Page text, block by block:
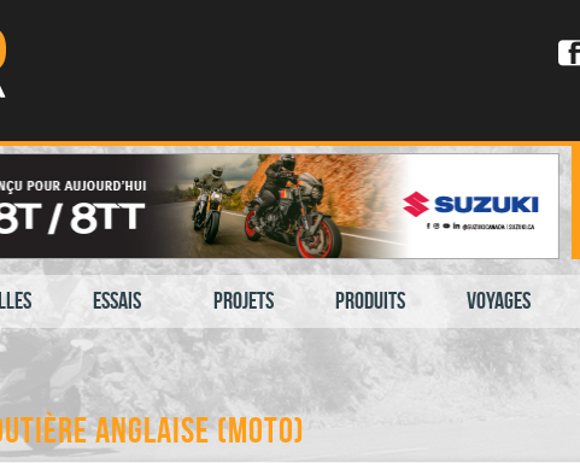
Essais Projets Produits Voyages
anglaise (moto)